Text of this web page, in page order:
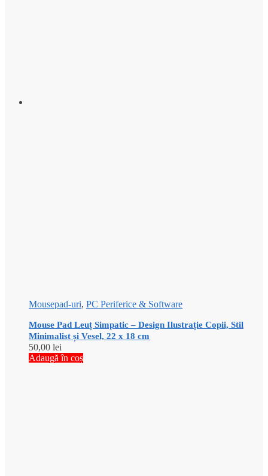
Mousepad-uri, PC Periferice & Software
Mouse Pad Leuț Simpatic – Design Ilustrație Copii, Stil
Minimalist și Vesel, 22 x 18 cm
50,00 lei
Adaugă în coș